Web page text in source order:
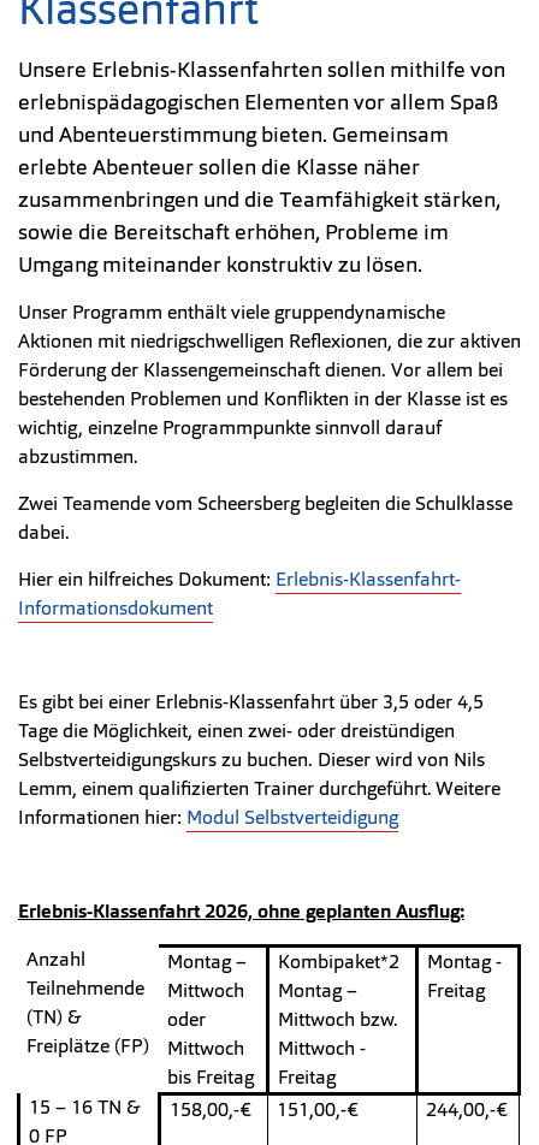
Unsere Erlebnis-Klassenfahrten sollen mithilfe von
erlebnispädagogischen Elementen vor allem Spaß
und Abenteuerstimmung bieten. Gemeinsam
erlebte Abenteuer sollen die Klasse näher
zusammenbringen und die Teamfähigkeit stärken,
sowie die Bereitschaft erhöhen, Probleme im
Umgang miteinander konstruktiv zu lösen.
Unser Programm enthält viele gruppendynamische
Aktionen mit niedrigschwelligen Reflexionen, die zur aktiven
Förderung der Klassengemeinschaft dienen. Vor allem bei
bestehenden Problemen und Konflikten in der Klasse ist es
wichtig, einzelne Programmpunkte sinnvoll darauf
abzustimmen.
Zwei Teamende vom Scheersberg begleiten die Schulklasse
dabei.
Hier ein hilfreiches Dokument: Erlebnis-Klassenfahrt-
Informationsdokument
Es gibt bei einer Erlebnis-Klassenfahrt über 3,5 oder 4,5
Tage die Möglichkeit, einen zwei- oder dreistündigen
Selbstverteidigungskurs zu buchen. Dieser wird von Nils
Lemm, einem qualifizierten Trainer durchgeführt. Weitere
Informationen hier: Modul Selbstverteidigung
Erlebnis-Klassenfahrt 2026, ohne geplanten Ausflug:
Anzahl
Teilnehmende
(TN) &
Freiplätze (FP)
Montag –
Mittwoch
oder
Mittwoch
bis Freitag
Kombipaket*2
Montag –
Mittwoch bzw.
Mittwoch -
Freitag
Montag -
Freitag
15 – 16 TN &
0 FP
158,00,-€ 151,00,-€ 244,00,-€